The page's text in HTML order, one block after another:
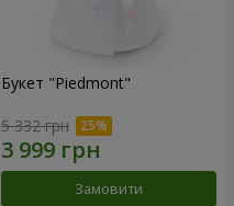
Букет "Piedmont"
5 332 грн
Замовити